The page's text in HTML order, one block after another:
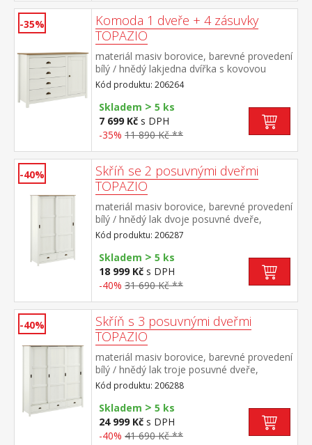
-35%
Komoda 1 dveře + 4 zásuvky
TOPAZIO
materiál masiv borovice, barevné provedení
bílý / hnědý lakjedna dvířka s kovovou
úchytkou, za nimi jedna police čtyři zásuvky
s kovovými úchytkami a pojezdy
Kód produktu: 206264
Skladem > 5 ks
7 699 Kč s DPH
-35% 11 890 Kč **
-40%
Skříň se 2 posuvnými dveřmi
TOPAZIO
materiál masiv borovice, barevné provedení
bílý / hnědý lak dvoje posuvné dveře,
prostor dělený na poloviny v levé části
kovová šatní tyč a jedna police, v pravé
části 4 police dole dvě zásuvky s kovovými
úchytkami a pojezdy
Kód produktu: 206287
Skladem > 5 ks
18 999 Kč s DPH
-40% 31 690 Kč **
-40%
Skříň s 3 posuvnými dveřmi
TOPAZIO
materiál masiv borovice, barevné provedení
bílý / hnědý lak troje posuvné dveře,
prostor dělený na třetiny v levé a pravé
části kovová šatní tyč a jedna police ve
střední části 4 police dole tři zásuvky s
kovovými úchytkami a pojezdy
Kód produktu: 206288
Skladem > 5 ks
24 999 Kč s DPH
-40% 41 690 Kč **